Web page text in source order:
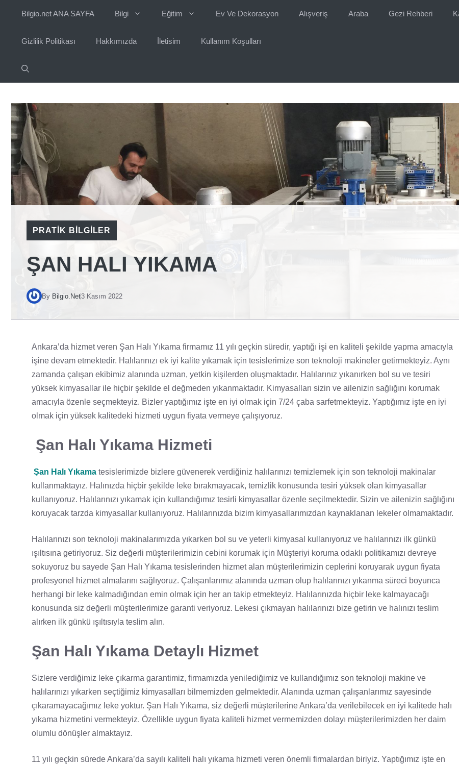
Bilgio.net ANA SAYFA Bilgi Eğitim Ev Ve Dekorasyon Alışveriş Araba Gezi Rehberi
Gizlilik Politikası Hakkımızda İletisim Kullanım Koşulları
PRATIK BILGILER
ŞAN HALI YIKAMA
By Bilgio.Net3 Kasım 2022
Ankara’da hizmet veren Şan Halı Yıkama firmamız 11 yılı geçkin süredir, yaptığı işi en kaliteli şekilde yapma amacıyla
işine devam etmektedir. Halılarınızı ek iyi kalite yıkamak için tesislerimize son teknoloji makineler getirmekteyiz. Aynı
zamanda çalışan ekibimiz alanında uzman, yetkin kişilerden oluşmaktadır. Halılarınız yıkanırken bol su ve tesiri
yüksek kimyasallar ile hiçbir şekilde el değmeden yıkanmaktadır. Kimyasalları sizin ve ailenizin sağlığını korumak
amacıyla özenle seçmekteyiz. Bizler yaptığımız işte en iyi olmak için 7/24 çaba sarfetmekteyiz. Yaptığımız işte en iyi
olmak için yüksek kalitedeki hizmeti uygun fiyata vermeye çalışıyoruz.
Şan Halı Yıkama Hizmeti
Şan Halı Yıkama tesislerimizde bizlere güvenerek verdiğiniz halılarınızı temizlemek için son teknoloji makinalar
kullanmaktayız. Halınızda hiçbir şekilde leke bırakmayacak, temizlik konusunda tesiri yüksek olan kimyasallar
kullanıyoruz. Halılarınızı yıkamak için kullandığımız tesirli kimyasallar özenle seçilmektedir. Sizin ve ailenizin sağlığını
koruyacak tarzda kimyasallar kullanıyoruz. Halılarınızda bizim kimyasallarımızdan kaynaklanan lekeler olmamaktadır.
Halılarınızı son teknoloji makinalarımızda yıkarken bol su ve yeterli kimyasal kullanıyoruz ve halılarınızı ilk günkü
ışıltısına getiriyoruz. Siz değerli müşterilerimizin cebini korumak için Müşteriyi koruma odaklı politikamızı devreye
sokuyoruz bu sayede Şan Halı Yıkama tesislerinden hizmet alan müşterilerimizin ceplerini koruyarak uygun fiyata
profesyonel hizmet almalarını sağlıyoruz. Çalışanlarımız alanında uzman olup halılarınızı yıkanma süreci boyunca
herhangi bir leke kalmadığından emin olmak için her an takip etmekteyiz. Halılarınızda hiçbir leke kalmayacağı
konusunda siz değerli müşterilerimize garanti veriyoruz. Lekesi çıkmayan halılarınızı bize getirin ve halınızı teslim
alırken ilk günkü ışıltısıyla teslim alın.
Şan Halı Yıkama Detaylı Hizmet
Sizlere verdiğimiz leke çıkarma garantimiz, firmamızda yenilediğimiz ve kullandığımız son teknoloji makine ve
halılarınızı yıkarken seçtiğimiz kimyasalları bilmemizden gelmektedir. Alanında uzman çalışanlarımız sayesinde
çıkaramayacağımız leke yoktur. Şan Halı Yıkama, siz değerli müşterilerine Ankara’da verilebilecek en iyi kalitede halı
yıkama hizmetini vermekteyiz. Özellikle uygun fiyata kaliteli hizmet vermemizden dolayı müşterilerimizden her daim
olumlu dönüşler almaktayız.
11 yılı geçkin sürede Ankara’da sayılı kaliteli halı yıkama hizmeti veren önemli firmalardan biriyiz. Yaptığımız işte en